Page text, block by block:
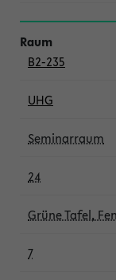
B2-235
UHG
Seminarraum
24
Grüne Tafel,
7